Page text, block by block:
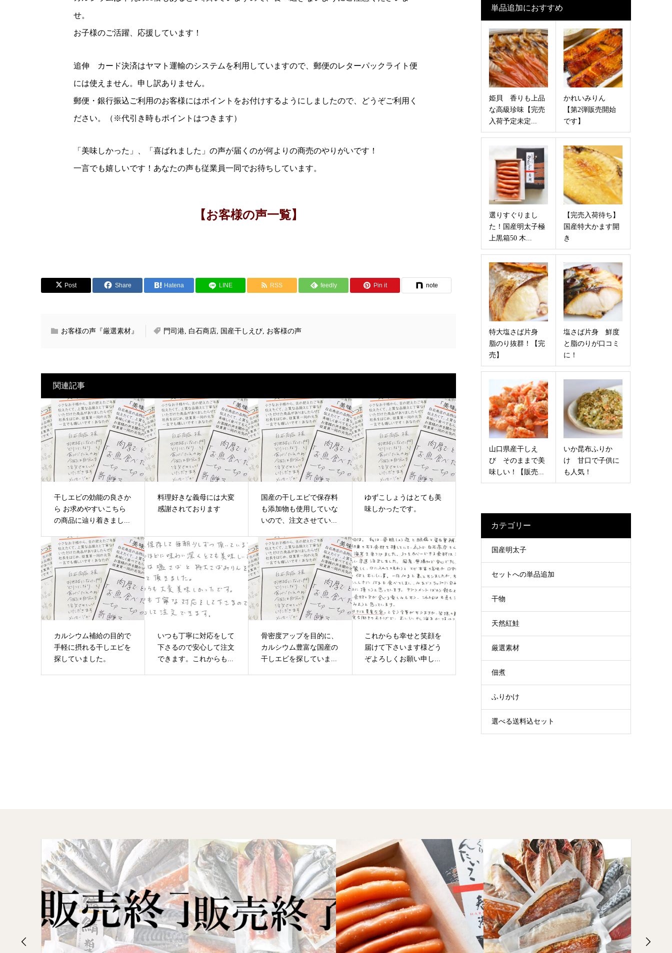
せ。
お子様のご活躍、応援しています！
追伸 カード決済はヤマト運輸のシステムを利用していますので、郵便のレターパックライト便
には使えません。申し訳ありません。
郵便・銀行振込ご利用のお客様にはポイントをお付けするようにしましたので、どうぞご利用く
ださい。（※代引き時もポイントはつきます）
「美味しかった」、「喜ばれました」の声が届くのが何よりの商売のやりがいです！
一言でも嬉しいです！あなたの声も従業員一同でお待ちしています。
【お客様の声一覧】
Post Share Hatena LINE RSS feedly Pin it note
お客様の声『厳選素材』 門司港, 白石商店, 国産干しえび, お客様の声
関連記事
干しエビの効能の良さか
ら お求めやすいこちら
の商品に辿り着きまし...
料理好きな義母には大変
感謝されております
国産の干しエビで保存料
も添加物も使用していな
いので、注文させてい...
ゆずこしょうはとても美
味しかったです。
カルシウム補給の目的で
手軽に摂れる干しエビを
探していました。
いつも丁寧に対応をして
下さるので安心して注文
できます。これからも...
骨密度アップを目的に、
カルシウム豊富な国産の
干しエビを探していま...
これからも幸せと笑顔を
届けて下さいます様どう
ぞよろしくお願い申し...
単品追加におすすめ
姫貝 香りも上品
な高級珍味【完売
入荷予定未定...
かれいみりん
【第2弾販売開始
です】
選りすぐりまし
た！国産明太子極
上黒箱50 木...
【完売入荷待ち】
国産特大かます開
き
特大塩さば片身
脂のり抜群！【完
売】
塩さば片身 鮮度
と脂のりが口コミ
に！
山口県産干しえ
び そのままで美
味しい！【販売...
いか昆布ふりか
け 甘口で子供に
も人気！
カテゴリー
国産明太子
セットへの単品追加
干物
天然紅鮭
厳選素材
佃煮
ふりかけ
選べる送料込セット